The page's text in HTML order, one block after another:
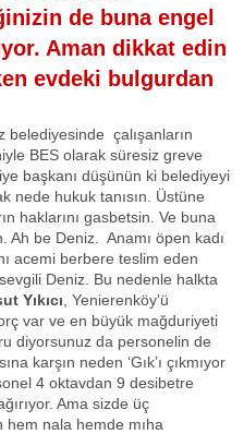
de buna engel
Aman dikkat edin
evdeki bulgurdan
belediyesinde çalışanların
BES olarak süresiz greve
başkanı düşünün ki belediyeyi
nede hukuk tanısın. Üstüne
haklarını gasbetsin. Ve buna
Ah be Deniz. Anamı öpen kadı
acemi berbere teslim eden
Deniz. Bu nedenle halkta
Yıkıcı , Yenierenköy’ü
var ve en büyük mağduriyeti
diyorsunuz da personelin de
karşın neden ‘Gık’ı çıkmıyor
4 oktavdan 9 desibetre
Ama sizde üç
hem nala hemde mıha